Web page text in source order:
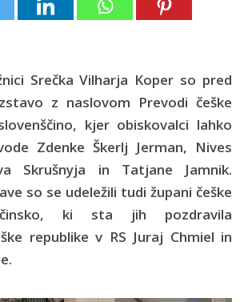
Srečka Vilharja Koper so pred
z naslovom Prevodi češke
kjer obiskovalci lahko
Zdenke Škerlj Jerman, Nives
Skrušnyja in Tatjane Jamnik.
so se udeležili tudi župani češke
ki sta jih pozdravila
republike v RS Juraj Chmiel in